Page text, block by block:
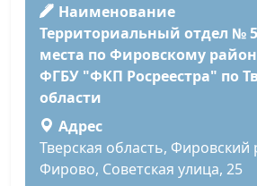
Наименование
Территориальный отдел №
места по Фировскому
ФГБУ "ФКП Росреестра" по
области
Адрес
Тверская область, Фировский
Фирово, Советская улица, 25